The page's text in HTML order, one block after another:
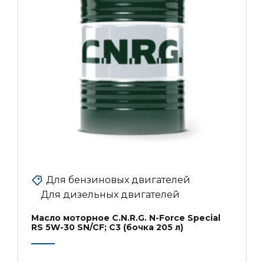
Для бензиновых двигателей
Для дизельных двигателей
Масло моторное C.N.R.G. N-Force Special
RS 5W-30 SN/CF; C3 (бочка 205 л)